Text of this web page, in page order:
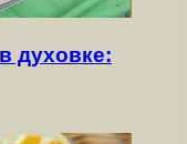
духовке: